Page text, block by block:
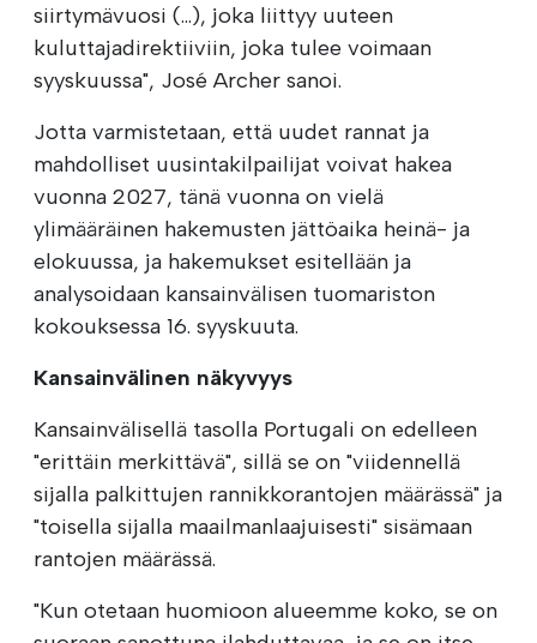
siirtymävuosi (...), joka liittyy uuteen
kuluttajadirektiiviin, joka tulee voimaan
syyskuussa", José Archer sanoi.
Jotta varmistetaan, että uudet rannat ja
mahdolliset uusintakilpailijat voivat hakea
vuonna 2027, tänä vuonna on vielä
ylimääräinen hakemusten jättöaika heinä- ja
elokuussa, ja hakemukset esitellään ja
analysoidaan kansainvälisen tuomariston
kokouksessa 16. syyskuuta.
Kansainvälinen näkyvyys
Kansainvälisellä tasolla Portugali on edelleen
"erittäin merkittävä", sillä se on "viidennellä
sijalla palkittujen rannikkorantojen määrässä" ja
"toisella sijalla maailmanlaajuisesti" sisämaan
rantojen määrässä.
"Kun otetaan huomioon alueemme koko, se on